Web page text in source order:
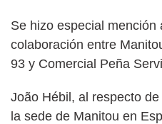
Se hizo especial mención
colaboración entre
93 y Comercial Peña
João Hébil, al respecto
la sede de Manitou en